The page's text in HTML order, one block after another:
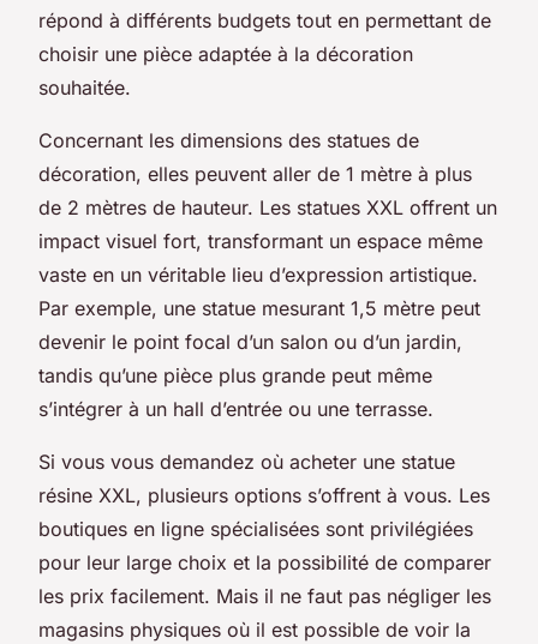
répond à différents budgets tout en permettant de
choisir une pièce adaptée à la décoration
souhaitée.
Concernant les dimensions des statues de
décoration, elles peuvent aller de 1 mètre à plus
de 2 mètres de hauteur. Les statues XXL offrent un
impact visuel fort, transformant un espace même
vaste en un véritable lieu d’expression artistique.
Par exemple, une statue mesurant 1,5 mètre peut
devenir le point focal d’un salon ou d’un jardin,
tandis qu’une pièce plus grande peut même
s’intégrer à un hall d’entrée ou une terrasse.
Si vous vous demandez où acheter une statue
résine XXL, plusieurs options s’offrent à vous. Les
boutiques en ligne spécialisées sont privilégiées
pour leur large choix et la possibilité de comparer
les prix facilement. Mais il ne faut pas négliger les
magasins physiques où il est possible de voir la